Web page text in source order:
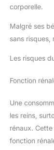
corporelle.
Malgré ses
sans risques,
Les risques
Fonction
Une
les reins,
rénaux.
fonction